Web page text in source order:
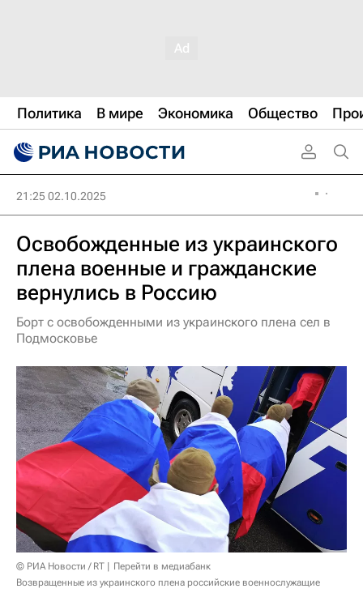
Политика В мире Экономика Общество
21:25 02.10.2025
Освобожденные из украинского
плена военные и гражданские
вернулись в Россию
Борт с освобожденными из украинского плена сел в
Подмосковье
© РИА Новости / RT
Перейти в медиабанк
Возвращенные из украинского плена российские военнослужащие